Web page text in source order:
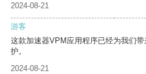
2024-08-21
游客
这款加速器VPM应用程序已经为我们
护。
2024-08-21